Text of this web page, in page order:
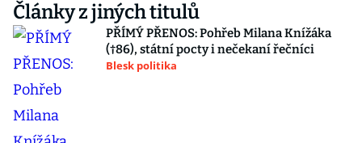
Články z jiných titulů
PŘÍMÝ PŘENOS: Pohřeb Milana Knížáka
(†86), státní pocty i nečekaní řečníci
Blesk politika